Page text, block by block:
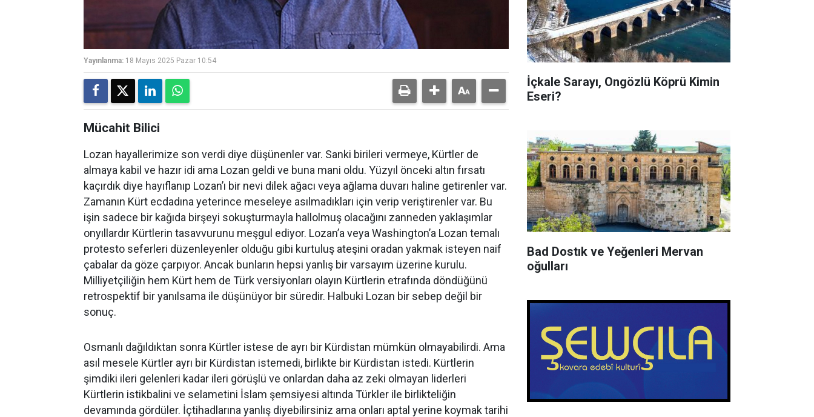
Yayınlanma: 18 Mayıs 2025 Pazar 10:54
Mücahit Bilici
Lozan hayallerimize son verdi diye düşünenler var. Sanki birileri vermeye, Kürtler de
almaya kabil ve hazır idi ama Lozan geldi ve buna mani oldu. Yüzyıl önceki altın fırsatı
kaçırdık diye hayıflanıp Lozan’ı bir nevi dilek ağacı veya ağlama duvarı haline getirenler var.
Zamanın Kürt ecdadına yeterince meseleye asılmadıkları için verip veriştirenler var. Bu
işin sadece bir kağıda birşeyi sokuşturmayla hallolmuş olacağını zanneden yaklaşımlar
onyıllardır Kürtlerin tasavvurunu meşgul ediyor. Lozan’a veya Washington’a Lozan temalı
protesto seferleri düzenleyenler olduğu gibi kurtuluş ateşini oradan yakmak isteyen naif
çabalar da göze çarpıyor. Ancak bunların hepsi yanlış bir varsayım üzerine kurulu.
Milliyetçiliğin hem Kürt hem de Türk versiyonları olayın Kürtlerin etrafında döndüğünü
retrospektif bir yanılsama ile düşünüyor bir süredir. Halbuki Lozan bir sebep değil bir
sonuç.
Osmanlı dağıldıktan sonra Kürtler istese de ayrı bir Kürdistan mümkün olmayabilirdi. Ama
asıl mesele Kürtler ayrı bir Kürdistan istemedi, birlikte bir Kürdistan istedi. Kürtlerin
şimdiki ileri gelenleri kadar ileri görüşlü ve onlardan daha az zeki olmayan liderleri
Kürtlerin istikbalini ve selametini İslam şemsiyesi altında Türkler ile birlikteliğin
devamında gördüler. İçtihadlarına yanlış diyebilirsiniz ama onları aptal yerine koymak tarihi
İçkale Sarayı, Ongözlü Köprü Kimin
Eseri?
Bad Dostık ve Yeğenleri Mervan
oğulları